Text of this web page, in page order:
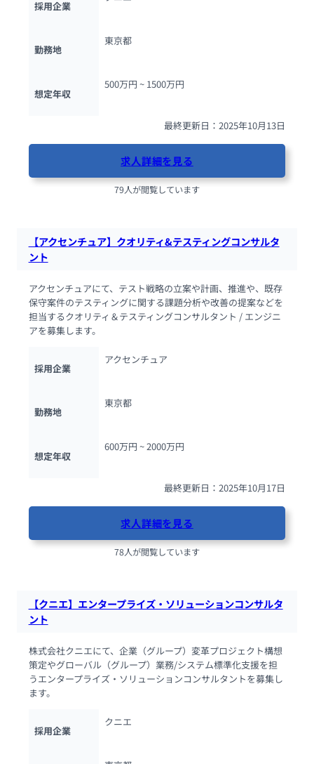
採用企業
勤務地
東京都
想定年収
500万円 ~ 1500万円
最終更新日：2025年10月13日
求人詳細を見る
79人が閲覧しています
【アクセンチュア】クオリティ&テスティングコンサルタ
ント
アクセンチュアにて、テスト戦略の立案や計画、推進や、既存
保守案件のテスティングに関する課題分析や改善の提案などを
担当するクオリティ＆テスティングコンサルタント / エンジニ
アを募集します。
採用企業
アクセンチュア
勤務地
東京都
想定年収
600万円 ~ 2000万円
最終更新日：2025年10月17日
求人詳細を見る
78人が閲覧しています
【クニエ】エンタープライズ・ソリューションコンサルタ
ント
株式会社クニエにて、企業（グループ）変革プロジェクト構想
策定やグローバル（グループ）業務/システム標準化支援を担
うエンタープライズ・ソリューションコンサルタントを募集し
ます。
採用企業
クニエ